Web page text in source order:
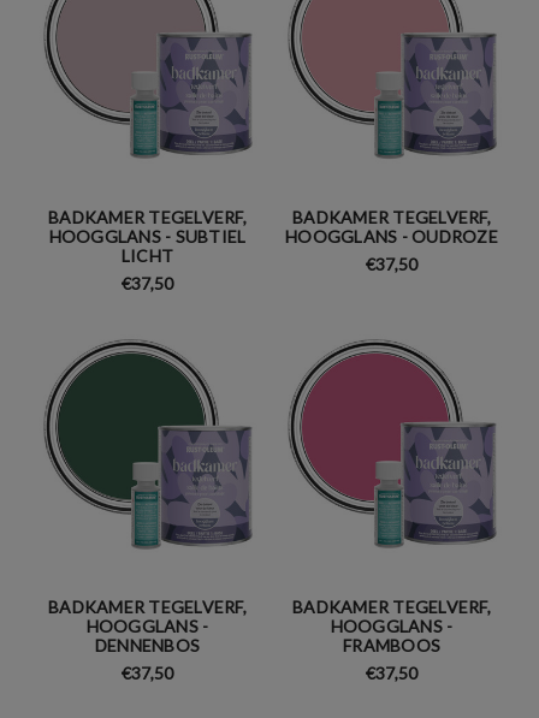
BADKAMER TEGELVERF,
HOOGGLANS - SUBTIEL
LICHT
€37,50
BADKAMER TEGELVERF,
HOOGGLANS - OUDROZE
€37,50
BADKAMER TEGELVERF,
HOOGGLANS -
DENNENBOS
€37,50
BADKAMER TEGELVERF,
HOOGGLANS -
FRAMBOOS
€37,50